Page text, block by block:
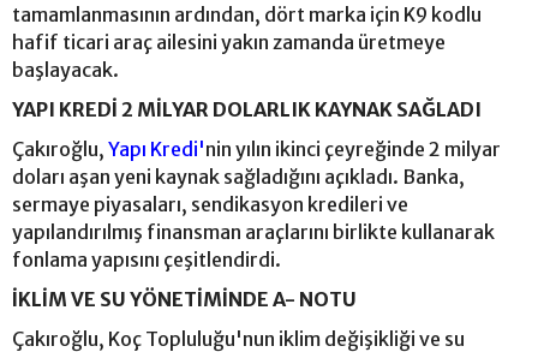
tamamlanmasının ardından, dört marka için K9 kodlu
hafif ticari araç ailesini yakın zamanda üretmeye
başlayacak.
YAPI KREDİ 2 MİLYAR DOLARLIK KAYNAK SAĞLADI
Çakıroğlu, Yapı Kredi'nin yılın ikinci çeyreğinde 2 milyar
doları aşan yeni kaynak sağladığını açıkladı. Banka,
sermaye piyasaları, sendikasyon kredileri ve
yapılandırılmış finansman araçlarını birlikte kullanarak
fonlama yapısını çeşitlendirdi.
İKLİM VE SU YÖNETİMİNDE A- NOTU
Çakıroğlu, Koç Topluluğu'nun iklim değişikliği ve su